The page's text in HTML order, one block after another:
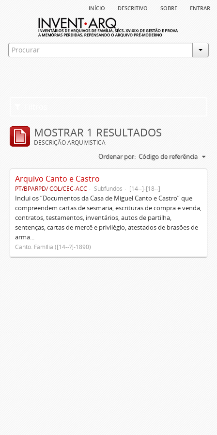
início descritivo sobre entrar
MOSTRAR 1 RESULTADOS
DESCRIÇÃO ARQUIVÍSTICA
Ordenar por: Código de referência
Arquivo Canto e Castro
PT/BPARPD/ COL/CEC-ACC Subfundos [14--]-[18--]
Inclui os “Documentos da Casa de Miguel Canto e Castro” que
compreendem cartas de sesmaria, escrituras de compra e venda,
contratos, testamentos, inventários, autos de partilha,
sentenças, cartas de mercê e privilégio, atestados de brasões de
arma...
Canto. Família ([14--?]-1890)